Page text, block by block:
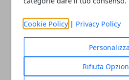
Cookie Policy | Privacy Policy
Personalizza
Rifiuta
ARTICOLI CORRELATI